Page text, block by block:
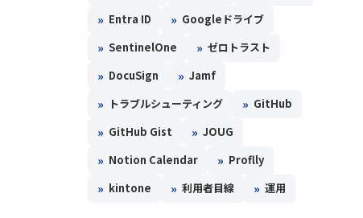
» Entra ID » Googleドライブ
» SentinelOne » ゼロトラスト
» DocuSign » Jamf
» トラブルシューティング » GitHub
» GitHub Gist » JOUG
» Notion Calendar » Proflly
» kintone » 利用者目線 » 運用